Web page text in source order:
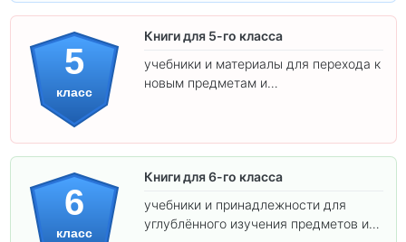
5
класс
Книги для 5-го класса
учебники и материалы для перехода к
новым предметам и
6
класс
Книги для 6-го класса
учебники и принадлежности для
углублённого изучения предметов и